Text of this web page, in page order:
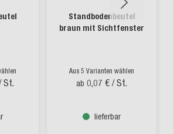
St.
Standbodenbeutel
braun mit Sichtfenster
Aus 5 Varianten wählen
ab 0,07 € / St.
lieferbar